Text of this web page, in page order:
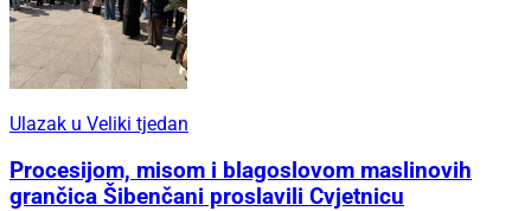
Ulazak u Veliki tjedan
Procesijom, misom i blagoslovom maslinovih
grančica Šibenčani proslavili Cvjetnicu